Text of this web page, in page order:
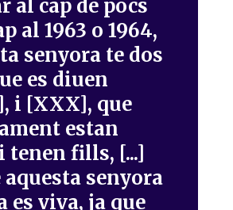
al cap de pocs
al 1963 o 1964,
senyora te dos
es diuen
i [XXX], que
estan
tenen fills, [...]
aquesta senyora
es viva, ja que